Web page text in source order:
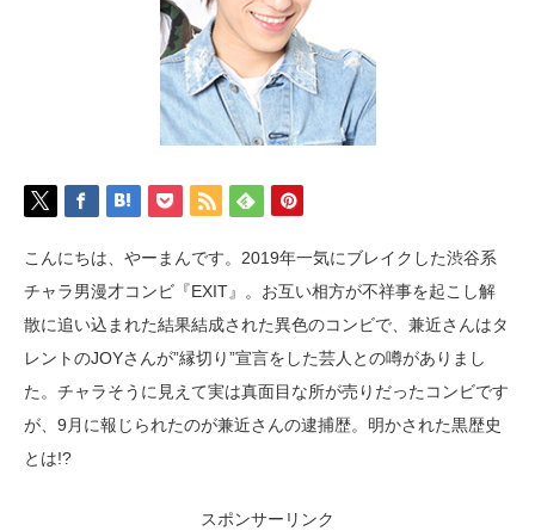
こんにちは、やーまんです。2019年一気にブレイクした渋谷系
チャラ男漫才コンビ『EXIT』。お互い相方が不祥事を起こし解
散に追い込まれた結果結成された異色のコンビで、兼近さんはタ
レントのJOYさんが”縁切り”宣言をした芸人との噂がありまし
た。チャラそうに見えて実は真面目な所が売りだったコンビです
が、9月に報じられたのが兼近さんの逮捕歴。明かされた黒歴史
とは!?
スポンサーリンク